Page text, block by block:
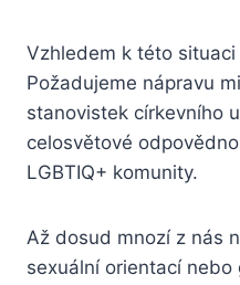
Vzhledem k této
Požadujeme nápravu
stanovistek církevního
celosvětové
LGBTIQ+ komunity.
Až dosud mnozí z nás
sexuální orientací